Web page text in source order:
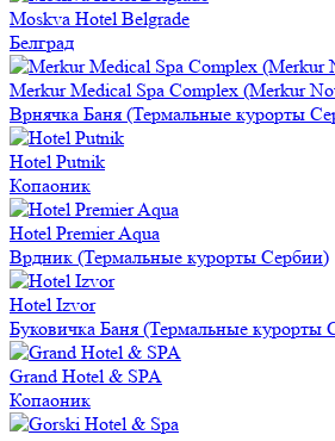
Moskva Hotel Belgrade
Белград
Merkur Medical Spa Complex (Merkur
Врнячка Баня (Термальные курорты
Hotel Putnik
Копаоник
Hotel Premier Aqua
Врдник (Термальные курорты Сербии)
Hotel Izvor
Буковичка Баня (Термальные курорты
Grand Hotel & SPA
Копаоник